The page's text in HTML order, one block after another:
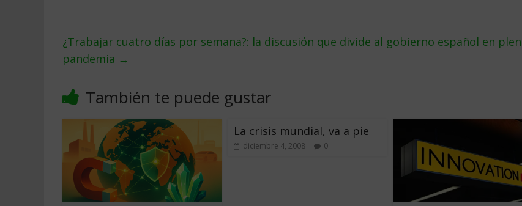
¿Trabajar cuatro días por semana?: la discusión que divide al gobierno español en
pandemia →
También te puede gustar
La crisis mundial, va a pie
diciembre 4, 2008 0